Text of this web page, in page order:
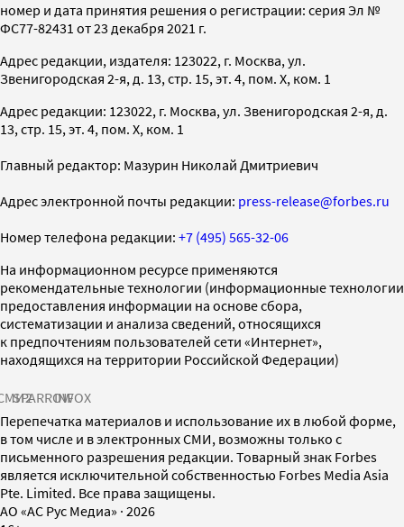
номер и дата принятия решения о регистрации: серия Эл №
ФС77-82431 от 23 декабря 2021 г.
Адрес редакции, издателя: 123022, г. Москва, ул.
Звенигородская 2-я, д. 13, стр. 15, эт. 4, пом. X, ком. 1
Адрес редакции: 123022, г. Москва, ул. Звенигородская 2-я, д.
13, стр. 15, эт. 4, пом. X, ком. 1
Главный редактор: Мазурин Николай Дмитриевич
Адрес электронной почты редакции: press-release@forbes.ru
Номер телефона редакции: +7 (495) 565-32-06
На информационном ресурсе применяются
рекомендательные технологии (информационные технологии
предоставления информации на основе сбора,
систематизации и анализа сведений, относящихся
к предпочтениям пользователей сети «Интернет»,
находящихся на территории Российской Федерации)
SPARROWINFOX
Перепечатка материалов и использование их в любой форме,
в том числе и в электронных СМИ, возможны только с
письменного разрешения редакции. Товарный знак Forbes
является исключительной собственностью Forbes Media Asia
Pte. Limited. Все права защищены.
AO «АС Рус Медиа» · 2026